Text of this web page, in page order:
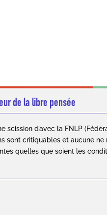
de la libre pensée
scission d’avec la FNLP
sont critiquables et aucune ne
quelles que soient les